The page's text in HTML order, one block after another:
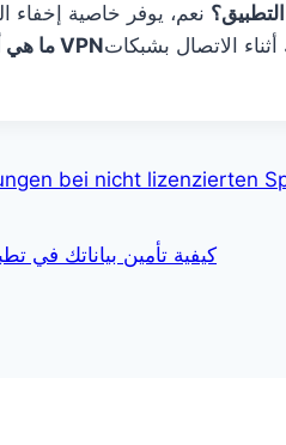
bei nicht lizenzierten
كيفية تأمين بياناتك في